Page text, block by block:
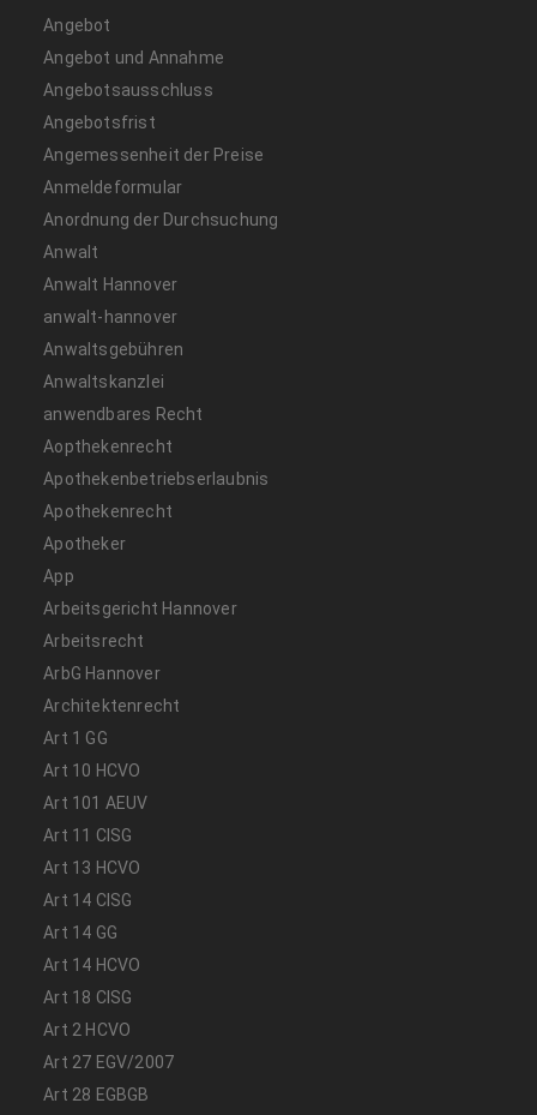
Angebot
Angebot und Annahme
Angebotsausschluss
Angebotsfrist
Angemessenheit der Preise
Anmeldeformular
Anordnung der Durchsuchung
Anwalt
Anwalt Hannover
anwalt-hannover
Anwaltsgebühren
Anwaltskanzlei
anwendbares Recht
Aopthekenrecht
Apothekenbetriebserlaubnis
Apothekenrecht
Apotheker
App
Arbeitsgericht Hannover
Arbeitsrecht
ArbG Hannover
Architektenrecht
Art 1 GG
Art 10 HCVO
Art 101 AEUV
Art 11 CISG
Art 13 HCVO
Art 14 CISG
Art 14 GG
Art 14 HCVO
Art 18 CISG
Art 2 HCVO
Art 27 EGV/2007
Art 28 EGBGB